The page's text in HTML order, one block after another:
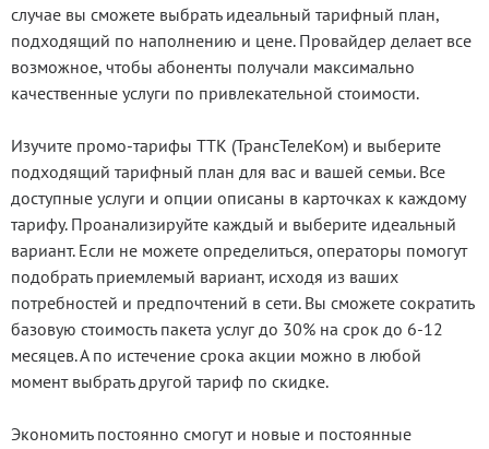
случае вы сможете выбрать идеальный тарифный план,
подходящий по наполнению и цене. Провайдер делает все
возможное, чтобы абоненты получали максимально
качественные услуги по привлекательной стоимости.
Изучите промо-тарифы ТТК (ТрансТелеКом) и выберите
подходящий тарифный план для вас и вашей семьи. Все
доступные услуги и опции описаны в карточках к каждому
тарифу. Проанализируйте каждый и выберите идеальный
вариант. Если не можете определиться, операторы помогут
подобрать приемлемый вариант, исходя из ваших
потребностей и предпочтений в сети. Вы сможете сократить
базовую стоимость пакета услуг до 30% на срок до 6-12
месяцев. А по истечение срока акции можно в любой
момент выбрать другой тариф по скидке.
Экономить постоянно смогут и новые и постоянные